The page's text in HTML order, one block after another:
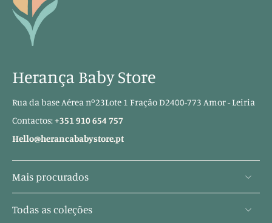
Herança Baby Store
Rua da base Aérea nº23Lote 1 Fração D2400-773 Amor - Leiria
Contactos:+351 910 654 757
Hello@herancababystore.pt
Mais procurados
Todas as coleções